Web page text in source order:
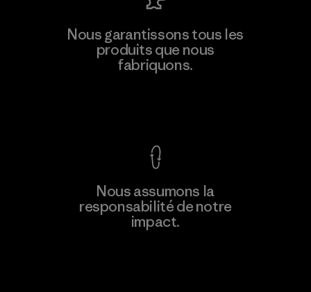
Pettenati
Material-supplier
Nous garantissons tous les
produits que nous
fabriquons.
Nous assumons la
responsabilité de notre
impact.